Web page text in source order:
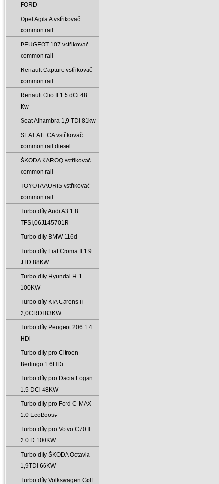
FORD
Opel Agila A vstřikovač
common rail
PEUGEOT 107 vstřikovač
common rail
Renault Capture vstřikovač
common rail
Renault Clio II 1.5 dCi 48
Kw
Seat Alhambra 1‚9 TDI 81kw
SEAT ATECA vstřikovač
common rail diesel
ŠKODA KAROQ vstřikovač
common rail
TOYOTA AURIS vstřikovač
common rail
Turbo díly Audi A3 1.8
TFSI‚06J145701R
Turbo díly BMW 116d
Turbo díly Fiat Croma II 1.9
JTD 88KW
Turbo díly Hyundai H-1
100KW
Turbo díly KIA Carens II
2‚0CRDI 83KW
Turbo díly Peugeot 206 1‚4
HDi
Turbo díly pro Citroen
Berlingo 1.6HDi̵
Turbo díly pro Dacia Logan
1‚5 DCi 48KW
Turbo díly pro Ford C-MAX
1.0 EcoBoost̵
Turbo díly pro Volvo C70 II
2.0 D 100KW
Turbo díly ŠKODA Octavia
1‚9TDI 66KW
Turbo díly Volkswagen Golf